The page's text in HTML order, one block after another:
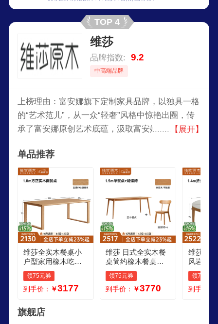
TOP 4
维莎
品牌指数: 9.2
中高端品牌
上榜理由：富安娜旗下定制家具品牌，以独具一格
的“艺术范儿”，从一众“轻奢”风格中惊艳出圈，传
承了富安娜原创艺术底蕴，汲取富安娜家纺中常用
金属、玻璃、皮质等轻奢“标配”，呈现出与众不同
的“轻奢范儿”，并以设计将艺术美感与居家功能巧
妙融合。
【展开】
单品推荐
维莎全实木餐桌小
户型家用橡木吃饭
桌子北欧原木长方
形桌椅组合 18米实
木面单餐桌
领75元券
到手价： ￥3177
维莎 日式全实木餐
桌简约橡木餐桌椅
现代北欧原木长桌
小户型饭桌 橡胶木1
5米餐桌M07X03餐
领75元券
到手价： ￥3770
维莎实
风岩板
欧家用
米折叠
板餐桌
领75元券
到手价：
旗舰店